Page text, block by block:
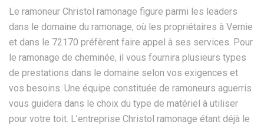
Le ramoneur Christol ramonage figure parmi les leaders
dans le domaine du ramonage, où les propriétaires à Vernie
et dans le 72170 préfèrent faire appel à ses services. Pour
le ramonage de cheminée, il vous fournira plusieurs types
de prestations dans le domaine selon vos exigences et
vos besoins. Une équipe constituée de ramoneurs aguerris
vous guidera dans le choix du type de matériel à utiliser
pour votre toit. L’entreprise Christol ramonage étant déjà le